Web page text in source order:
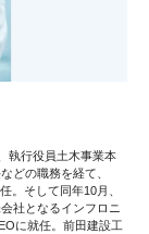
執行役員土木事業本
どの職務を経て、
。そして同年10月、
社となるインフロニ
に就任。前田建設工